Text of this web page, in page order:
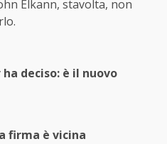
Elkann, stavolta, non
deciso: è il nuovo
firma è vicina